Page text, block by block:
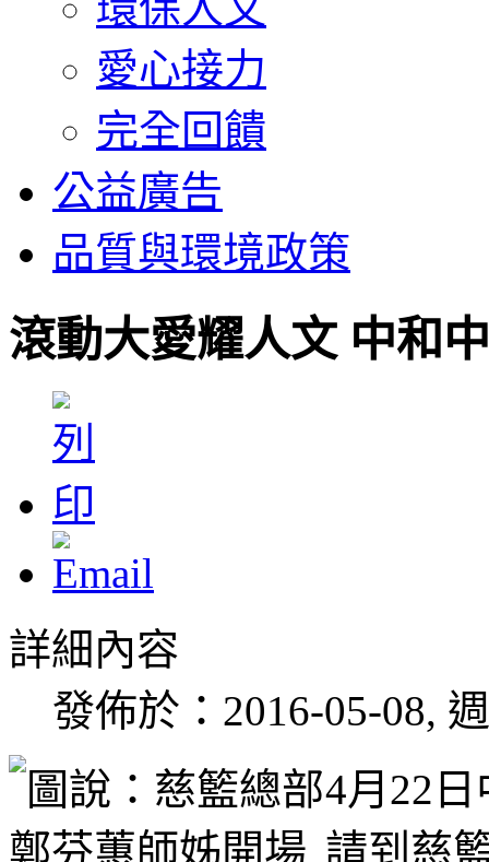
愛心接力
完全回饋
公益廣告
品質與環境政策
滾動大愛耀人文 中和
詳細內容
發佈於：2016-05-08,
4月22
請到慈